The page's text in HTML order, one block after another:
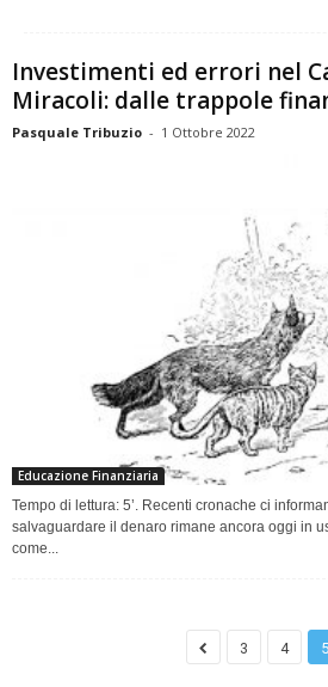
Investimenti ed errori nel
Miracoli: dalle trappole
Pasquale Tribuzio - 1 Ottobre 2022
Educazione Finanziaria
Tempo di lettura: 5’. Recenti cronache ci
salvaguardare il denaro rimane ancora oggi in
come...
3 4 5